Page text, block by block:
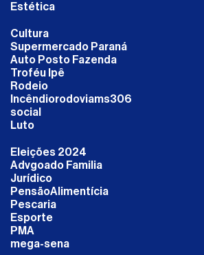
Estética
Cultura
Supermercado Paraná
Auto Posto Fazenda
Troféu Ipê
Rodeio
Incêndiorodoviams306
social
Luto
Eleições 2024
Advgoado Familia
Jurídico
PensãoAlimentícia
Pescaria
Esporte
PMA
mega-sena